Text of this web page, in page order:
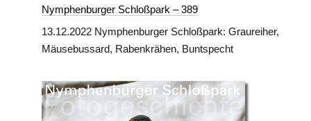
Nymphenburger Schloßpark – 389
13.12.2022 Nymphenburger Schloßpark: Graureiher,
Mäusebussard, Rabenkrähen, Buntspecht